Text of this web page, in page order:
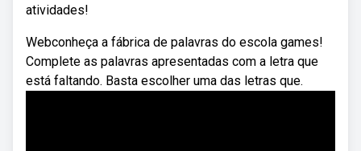
atividades!
Webconheça a fábrica de palavras do escola games!
Complete as palavras apresentadas com a letra que
está faltando. Basta escolher uma das letras que.